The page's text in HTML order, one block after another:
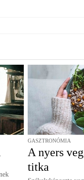
GASZTRONÓMIA
A nyers
titka